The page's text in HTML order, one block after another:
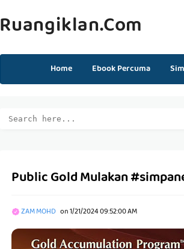
Ruangiklan.com
Home Ebook Percuma
Public Gold Mulakan
ZAM MOHD on1/21/2024 09:52:00 AM